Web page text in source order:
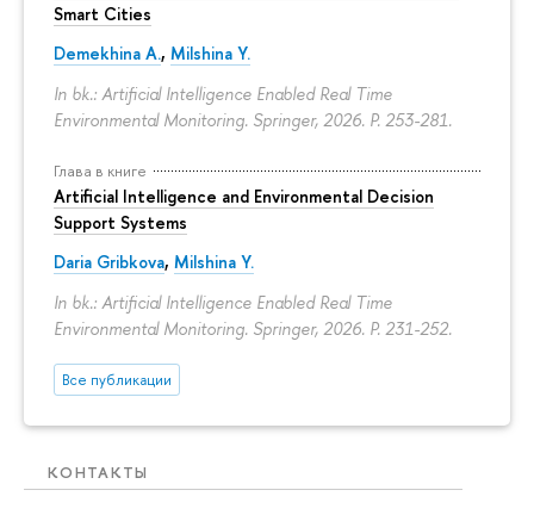
Smart Cities
Demekhina A., Milshina Y.
In bk.: Artificial Intelligence Enabled Real Time
Environmental Monitoring. Springer, 2026. P. 253-281.
Глава в книге
Artificial Intelligence and Environmental Decision
Support Systems
Daria Gribkova, Milshina Y.
In bk.: Artificial Intelligence Enabled Real Time
Environmental Monitoring. Springer, 2026. P. 231-252.
Все публикации
КОНТАКТЫ